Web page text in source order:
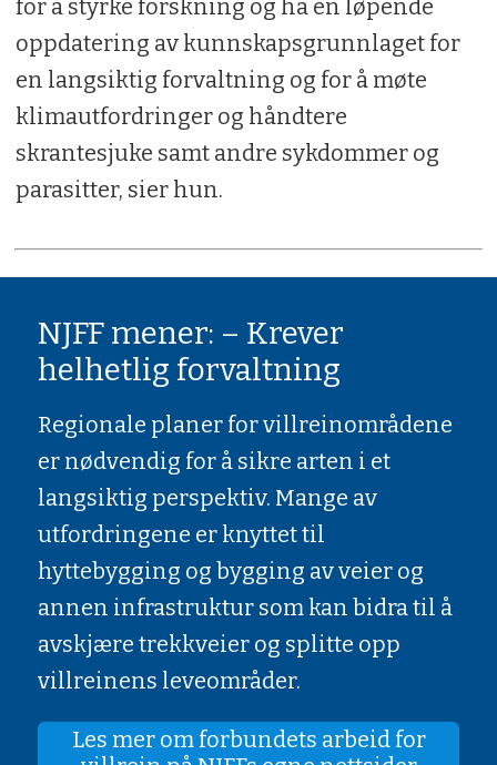
for å styrke forskning og ha en løpende
oppdatering av kunnskapsgrunnlaget for
en langsiktig forvaltning og for å møte
klimautfordringer og håndtere
skrantesjuke samt andre sykdommer og
parasitter, sier hun.
NJFF mener: – Krever
helhetlig forvaltning
Regionale planer for villreinområdene
er nødvendig for å sikre arten i et
langsiktig perspektiv. Mange av
utfordringene er knyttet til
hyttebygging og bygging av veier og
annen infrastruktur som kan bidra til å
avskjære trekkveier og splitte opp
villreinens leveområder.
Les mer om forbundets arbeid for